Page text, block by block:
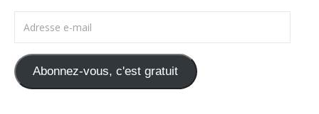
Abonnez-vous, c'est gratuit